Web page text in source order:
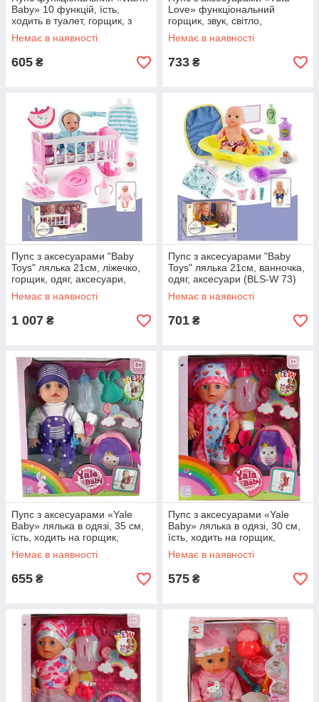
Baby» 10 функцій, їсть,
ходить в туалет, горщик, з
аксесуарами 42 см (WZJ 058
A-557)
Немає в наявності
605 ₴
Love» функціональний
горщик, звук, світло,
музичний чіп, заплющує очі,
п'є, ходить на горщик (9262)
Немає в наявності
733 ₴
Пупс з аксесуарами "Baby
Toys" лялька 21см, ліжечко,
горщик, одяг, аксесуари,
рожевий (BLS-W 74)
Немає в наявності
1 007 ₴
Пупс з аксесуарами "Baby
Toys" лялька 21см, ванночка,
одяг, аксесуари (BLS-W 73)
Немає в наявності
701 ₴
Пупс з аксесуарами «Yale
Baby» лялька в одязі, 35 см,
їсть, ходить на горщик,
заплющує очі, з аксесуарами
(YL1952T)
Немає в наявності
655 ₴
Пупс з аксесуарами «Yale
Baby» лялька в одязі, 30 см,
їсть, ходить на горщик,
заплющує очі, з аксесуарами
(YL1932А)
Немає в наявності
575 ₴